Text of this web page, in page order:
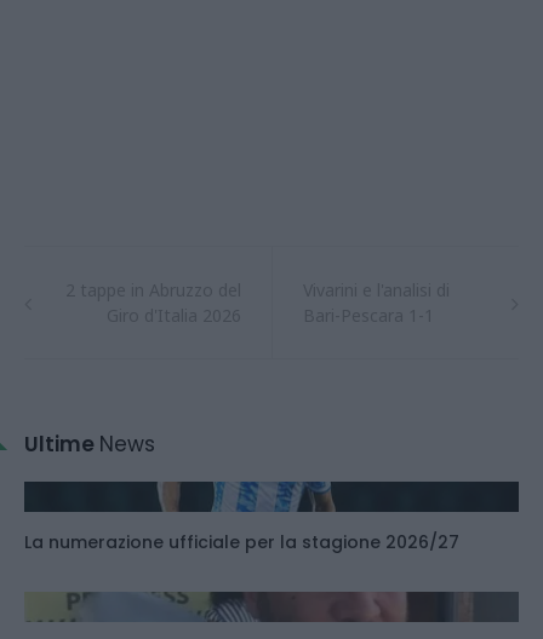
Ultime News
La numerazione ufficiale per la stagione 2026/27